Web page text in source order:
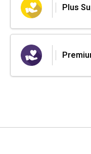
Plus